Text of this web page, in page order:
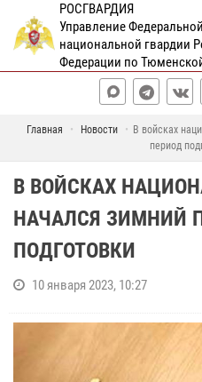
РОСГВАРДИЯ
Управление
национальной гвардии
Федерации по
Главная Новости
В войсках
период
В ВОЙСКАХ
НАЧАЛСЯ ЗИМНИЙ
ПОДГОТОВКИ
10 января 2023, 10:27